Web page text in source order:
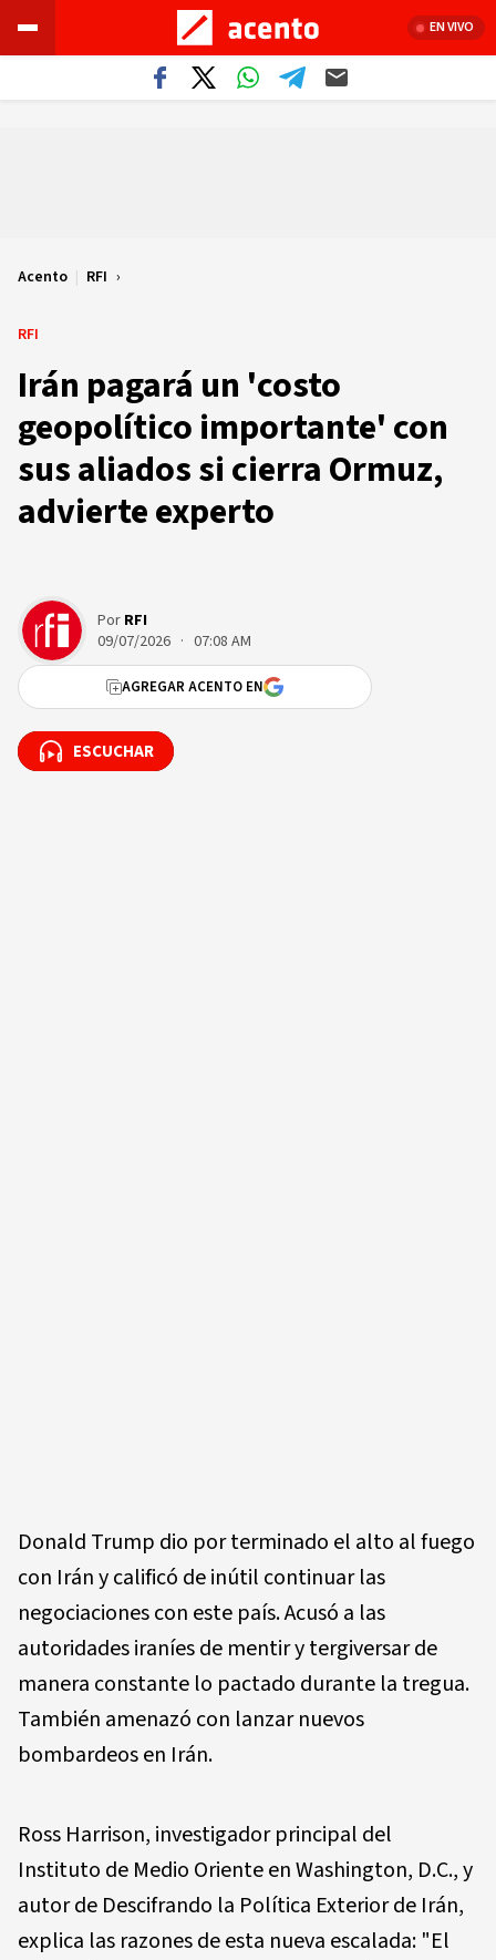
EN VIVO
Acento | RFI
RFI
Irán pagará un 'costo
geopolítico importante' con
sus aliados si cierra Ormuz,
advierte experto
Por RFI
09/07/2026 · 07:08 AM
AGREGAR ACENTO EN
ESCUCHAR
ESCUCHAR
Donald Trump dio por terminado el alto al fuego
con Irán y calificó de inútil continuar las
negociaciones con este país. Acusó a las
autoridades iraníes de mentir y tergiversar de
manera constante lo pactado durante la tregua.
También amenazó con lanzar nuevos
bombardeos en Irán.
Ross Harrison, investigador principal del
Instituto de Medio Oriente en Washington, D.C., y
autor de Descifrando la Política Exterior de Irán,
explica las razones de esta nueva escalada: "El